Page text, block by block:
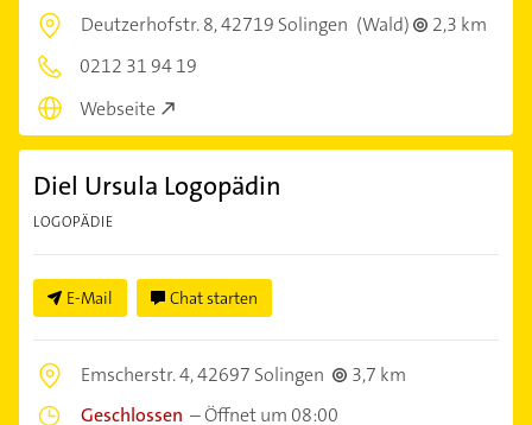
Deutzerhofstr. 8,42719 Solingen (Wald)
2,3 km
0212 31 94 19
Webseite
Diel Ursula Logopädin
LOGOPÄDIE
E-Mail Chat starten
Emscherstr. 4,42697 Solingen
3,7 km
Geschlossen –Öffnet um 08:00